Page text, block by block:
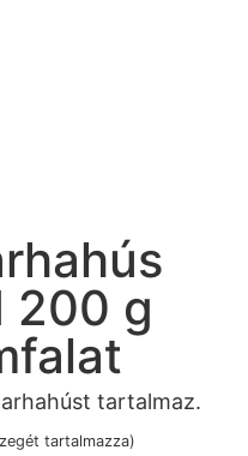
200 g
tartalmaz.
tartalmazza)